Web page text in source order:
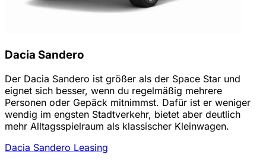
Dacia Sandero
Der Dacia Sandero ist größer als der Space Star und
eignet sich besser, wenn du regelmäßig mehrere
Personen oder Gepäck mitnimmst. Dafür ist er weniger
wendig im engsten Stadtverkehr, bietet aber deutlich
mehr Alltagsspielraum als klassischer Kleinwagen.
Dacia Sandero Leasing